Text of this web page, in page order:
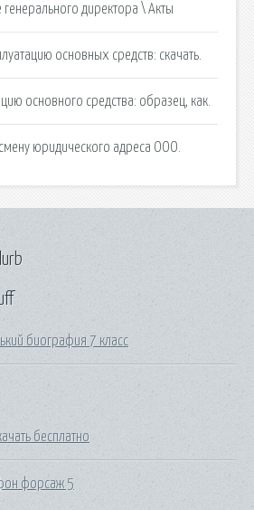
директора \ Акты
основных средств: скачать.
основного средства: образец, как.
юридического адреса ООО.
биография 7 класс
бесплатно
форсаж 5